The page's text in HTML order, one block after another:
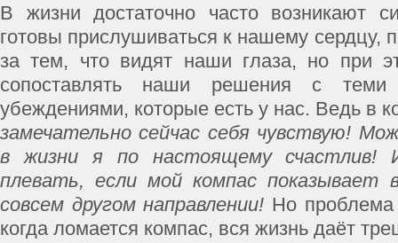
В жизни достаточно часто возникают
готовы прислушиваться к нашему сердцу,
за тем, что видят наши глаза, но при
сопоставлять наши решения с теми
убеждениями, которые есть у нас. Ведь в
замечательно сейчас себя чувствую!
в жизни я по настоящему счастлив!
плевать, если мой компас
совсем другом направлении! Но проблема
когда ломается компас, вся жизнь даёт